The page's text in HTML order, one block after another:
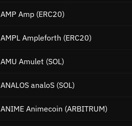
AMP Amp (ERC20)
AMPL Ampleforth (ERC20)
AMU Amulet (SOL)
ANALOS analoS (SOL)
ANIME Animecoin (ARBITRUM)